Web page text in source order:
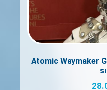
Atomic Waymaker